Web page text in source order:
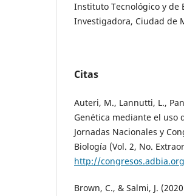
Instituto Tecnológico y de
Investigadora, Ciudad de
Citas
Auteri, M., Lannutti, L.,
Genética mediante el uso
Jornadas Nacionales y
Biología (Vol. 2, No.
http://
Brown, C., & Salmi, J.